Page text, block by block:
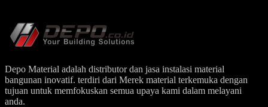
Depo Material adalah distributor dan jasa instalasi material
bangunan inovatif. terdiri dari Merek material terkemuka dengan
tujuan untuk memfokuskan semua upaya kami dalam melayani
anda.